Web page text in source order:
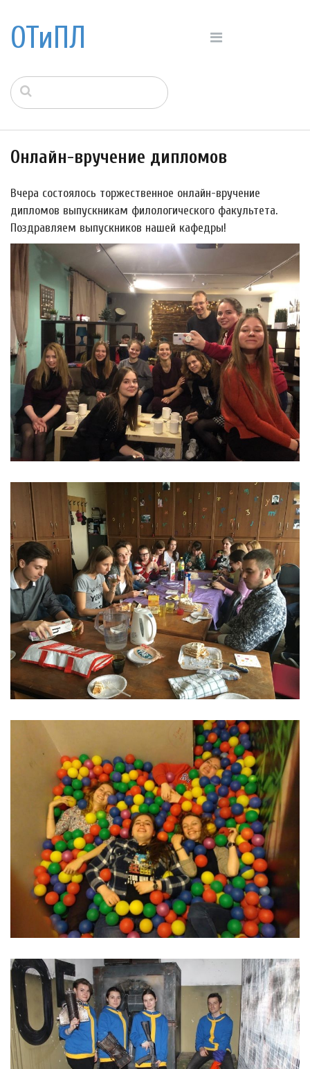
ОТиПЛ
Онлайн-вручение дипломов
Вчера состоялось торжественное онлайн-вручение
дипломов выпускникам филологического факультета.
Поздравляем выпускников нашей кафедры!